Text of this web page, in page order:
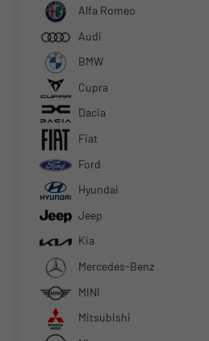
Alfa Romeo
Audi
BMW
Cupra
Dacia
Fiat
Ford
Hyundai
Jeep
Kia
Mercedes-Benz
MINI
Mitsubishi